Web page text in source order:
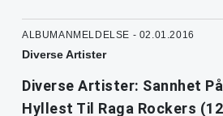
ALBUMANMELDELSE - 02.01.2016
Diverse Artister
Diverse Artister: Sannhet
Hyllest Til Raga Rockers